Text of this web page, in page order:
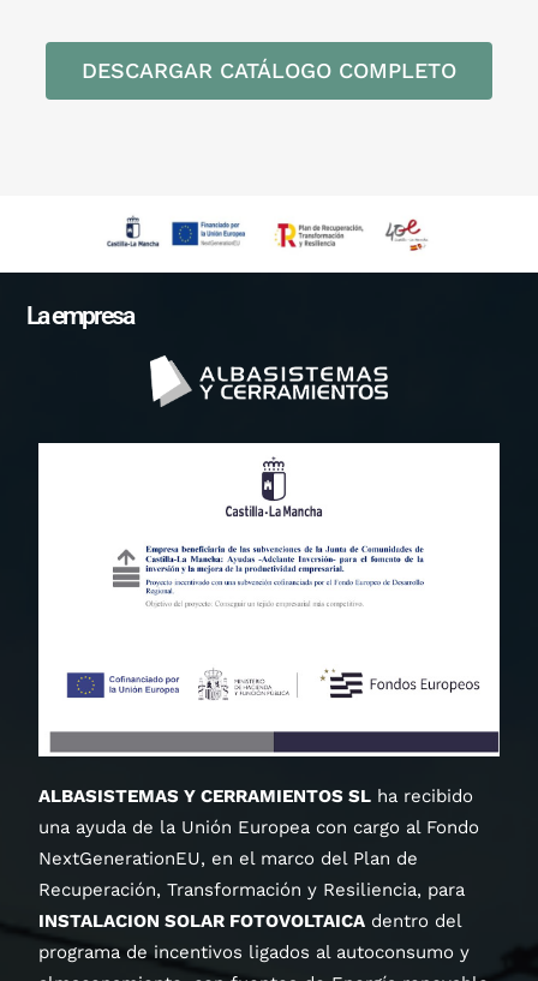
DESCARGAR CATÁLOGO COMPLETO
La empresa
ALBASISTEMAS Y CERRAMIENTOS SL ha recibido
una ayuda de la Unión Europea con cargo al Fondo
NextGenerationEU, en el marco del Plan de
Recuperación, Transformación y Resiliencia, para
INSTALACION SOLAR FOTOVOLTAICA dentro del
programa de incentivos ligados al autoconsumo y